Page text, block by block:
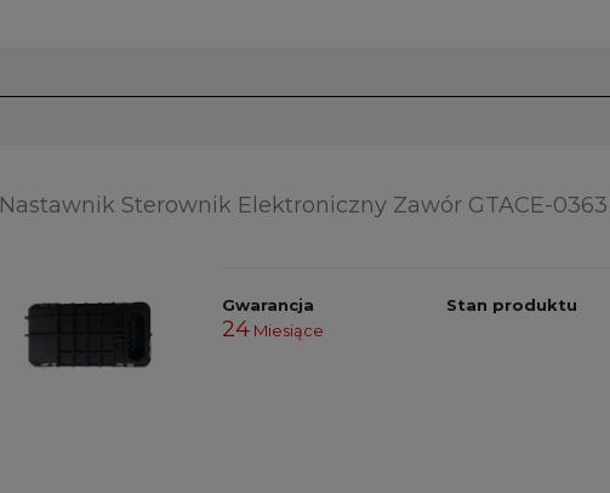
Nastawnik Sterownik Elektroniczny Zawór GTACE-0363
Gwarancja
24 Miesiące
Stan produktu